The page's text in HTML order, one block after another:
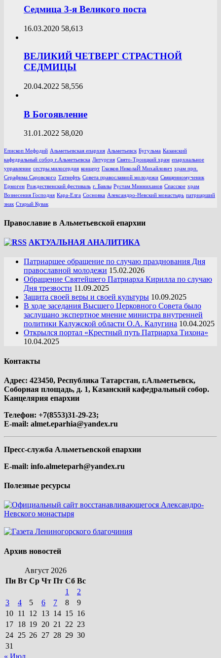
Седмица 3-я Великого поста
16.03.2020 58,613
ВЕЛИКИЙ ЧЕТВЕРГ СТРАСТНОЙ
СЕДМИЦЫ
20.04.2022 58,556
В Богоявление
31.01.2022 58,020
Епископ Мефодий Альметьевская епархия Альметьевск Бугульма Казанский
кафедральный собор г.Альметьевска Литургия Свято-Троицкий храм епархиальное
управление сестры милосердия концерт Глазков НиколаЙ Михайлович храм прп.
Серафима Саровского Татнефть Совета православной молодежи Священномученик
Ермоген Рождественский фестиваль г. Бавлы Рустам Минниханов Спасское храм
Вознесения Господня Кара-Елга Сосновка Александро-Невский монастырь патриарший
знак Старый Кувак
Православие в Альметьевской епархии
АКТУАЛЬНАЯ АНАЛИТИКА
Патриаршее обращение по случаю празднования Дня
православной молодежи 15.02.2026
Обращение Святейшего Патриарха Кирилла по случаю
Дня трезвости 11.09.2025
Защита своей веры и своей культуры 10.09.2025
В ходе заседания Высшего Церковного Совета было
заслушано экспертное мнение министра внутренней
политики Калужской области О.А. Калугина 10.04.2025
Открылся портал «Крестный путь Патриарха Тихона»
10.04.2025
Контакты
Адрес: 423450, Республика Татарстан, г.Альметьевск,
Соборная площадь, д. 1, Казанский кафедральный собор.
Канцелярия епархии
Телефон: +7(8553)31-29-23;
E-mail: almet.eparhia@yandex.ru
Пресс-служба Альметьевской епархии
E-mail: info.almeteparh@yandex.ru
Полезные ресурсы
Архив новостей
Август 2026
Пн Вт Ср Чт Пт Сб Вс
1
2
3
4 5 6 7 8
9
10 11 12 13 14 15 16
17 18 19 20 21 22 23
24 25 26 27 28 29 30
31
« Июл